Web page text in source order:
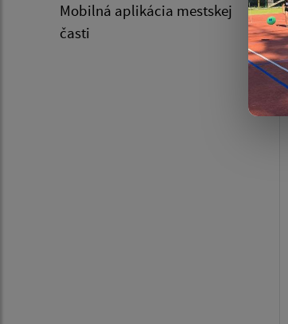
Mobilná aplikácia mestskej
časti